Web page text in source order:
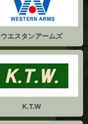
ウエスタンアームズ
K.T.W